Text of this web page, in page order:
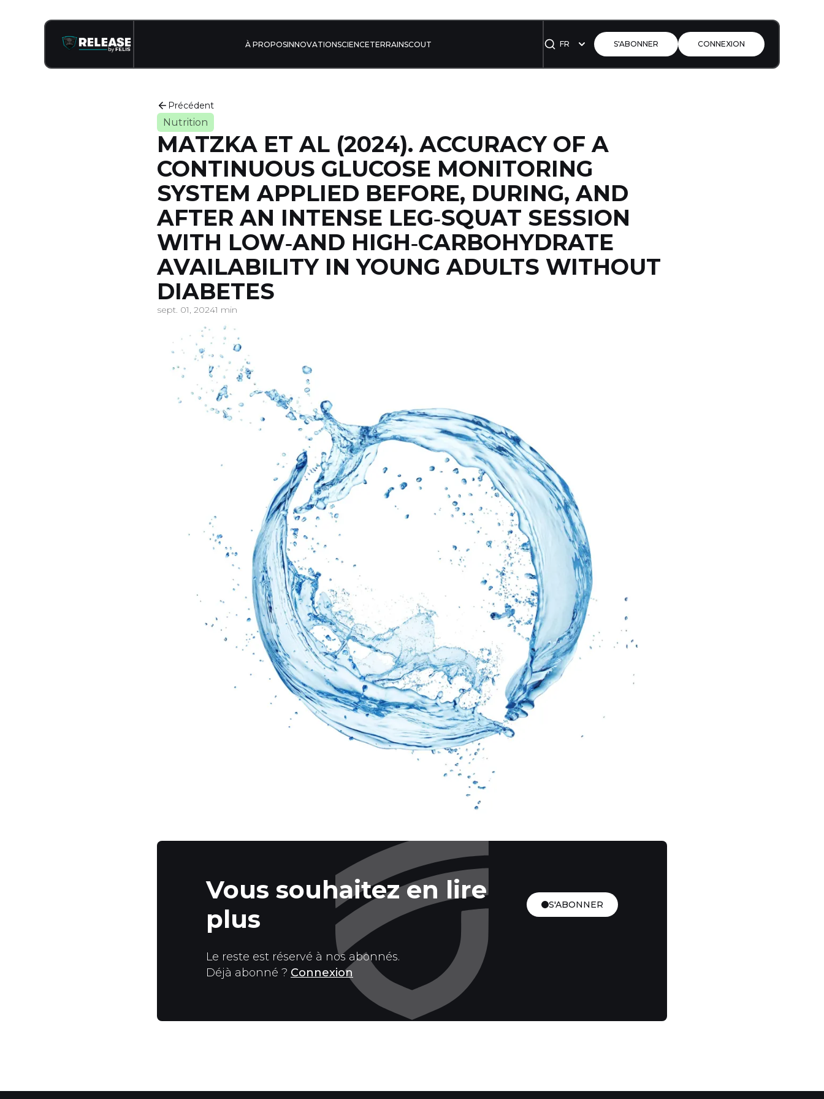
INNOVATIONSCIENCETERRAINSCOUT
À PROPOS FR S'ABONNER CONNEXION
Précédent
Nutrition
MATZKA ET AL (2024). ACCURACY OF A
CONTINUOUS GLUCOSE MONITORING
SYSTEM APPLIED BEFORE, DURING, AND
AFTER AN INTENSE LEG‐SQUAT SESSION
WITH LOW‐AND HIGH‐CARBOHYDRATE
AVAILABILITY IN YOUNG ADULTS WITHOUT
DIABETES
sept. 01, 20241 min
Vous souhaitez en lire
plus
S'ABONNER
Le reste est réservé à nos abonnés.
Déjà abonné ? Connexion